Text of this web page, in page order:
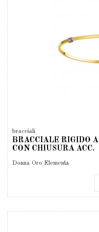
bracciali
BRACCIALE RIGIDO
CON CHIUSURA ACC.
Donna Oro Elements